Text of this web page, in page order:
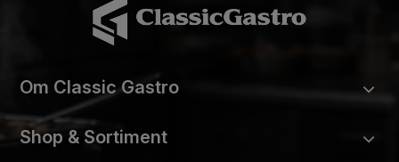
Om Classic Gastro
Shop & Sortiment